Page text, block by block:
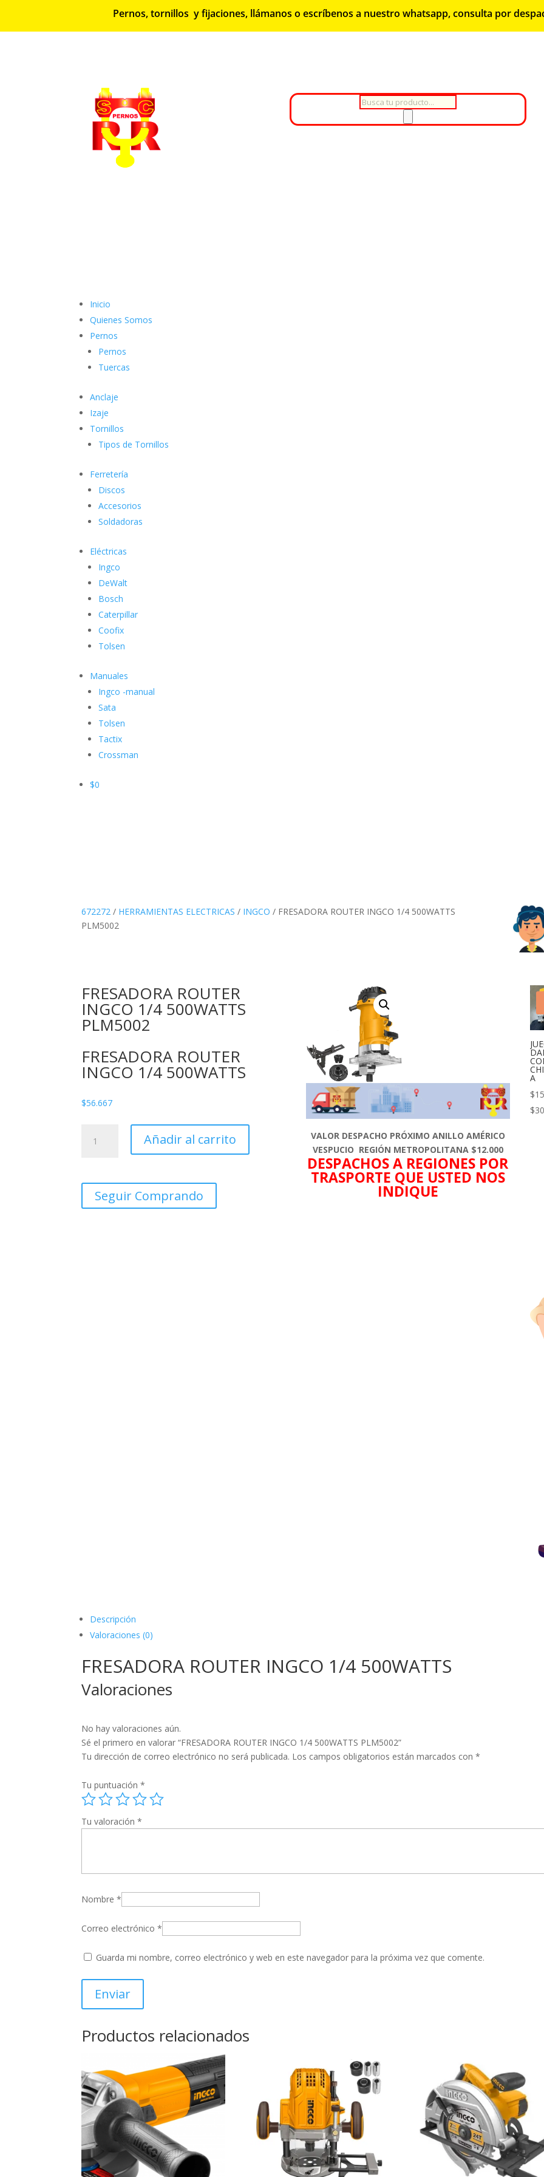
Pernos, tornillos y fijaciones, llámanos o escríbenos a nuestro whatsapp, consulta por
Búsqueda
productos
Inicio
Quienes Somos
Pernos
Pernos
Tuercas
Anclaje
Izaje
Tornillos
Tipos de Tornillos
Ferretería
Discos
Accesorios
Soldadoras
Eléctricas
Ingco
DeWalt
Bosch
Caterpillar
Coofix
Tolsen
Manuales
Ingco -manual
Sata
Tolsen
Tactix
Crossman
$0
672272 / HERRAMIENTAS ELECTRICAS / INGCO / FRESADORA ROUTER INGCO 1/4 500WATTS
PLM5002
FRESADORA ROUTER
INGCO 1/4 500WATTS
PLM5002
FRESADORA ROUTER
INGCO 1/4 500WATTS
$56.667
ROUTER
500WATTS
PLM5002
Añadir al carrito
Seguir Comprando
VALOR DESPACHO PRÓXIMO ANILLO AMÉRICO
VESPUCIO REGIÓN METROPOLITANA $12.000
DESPACHOS A REGIONES POR
TRASPORTE QUE USTED NOS
INDIQUE
A
$
$
Descripción
Valoraciones (0)
FRESADORA ROUTER INGCO 1/4 500WATTS
Valoraciones
No hay valoraciones aún.
Sé el primero en valorar “FRESADORA ROUTER INGCO 1/4 500WATTS PLM5002”
Tu dirección de correo electrónico no será publicada. Los campos obligatorios están marcados con*
Tu puntuación*
Tu valoración*
Nombre*
Correo electrónico*
Guarda mi nombre, correo electrónico y web en este navegador para la próxima vez que comente.
Productos relacionados